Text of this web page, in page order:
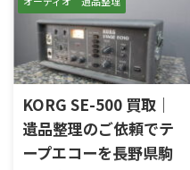
ワーメーター、ガラスフロント
パネル、Autoformer、Power
Guard、Sentry Monitorなどを
備えたモデルです。査定では、
左右チャン ...
コントロールアンプ「C712」
を出張買取させていただきま
した。今回のお品物は、
McIntoshらしいガラスパネル
デザインとリモート操作機能
を備えた2chソリッドステート
式のコントロールアンプで、左
右チャンネルの音出し、入力
切替、ボリューム、トーンコン
KORG SE-500 買取｜
遺品整理のご依頼でテ
ープエコーを長野県駒